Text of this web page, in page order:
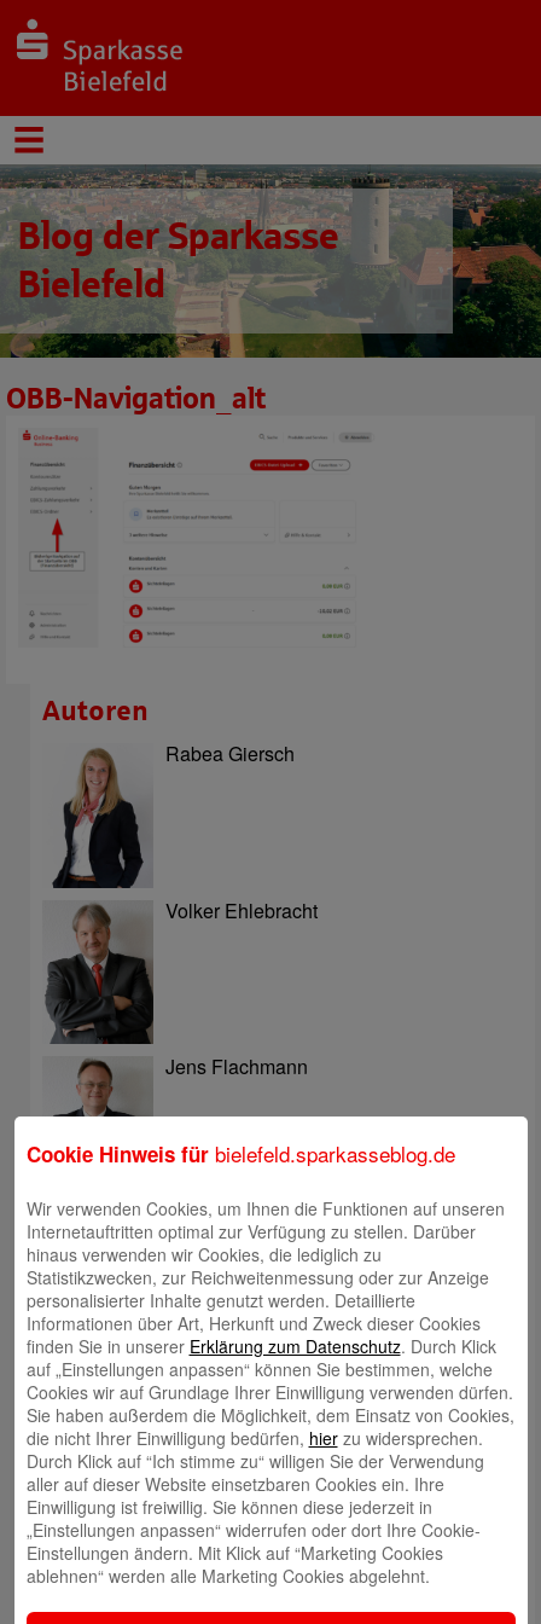
Blog der Sparkasse
Bielefeld
OBB-Navigation_alt
Autoren
Rabea Giersch
Volker Ehlebracht
Jens Flachmann
Christoph Kaleschke
Stephan Merkel
Rahel Neufeld
Cookie Hinweis für bielefeld.sparkasseblog.de
Wir verwenden Cookies, um Ihnen die Funktionen auf unseren
Internetauftritten optimal zur Verfügung zu stellen. Darüber
hinaus verwenden wir Cookies, die lediglich zu
Statistikzwecken, zur Reichweitenmessung oder zur Anzeige
personalisierter Inhalte genutzt werden. Detaillierte
Informationen über Art, Herkunft und Zweck dieser Cookies
finden Sie in unserer Erklärung zum Datenschutz. Durch Klick
auf „Einstellungen anpassen“ können Sie bestimmen, welche
Cookies wir auf Grundlage Ihrer Einwilligung verwenden dürfen.
Sie haben außerdem die Möglichkeit, dem Einsatz von Cookies,
die nicht Ihrer Einwilligung bedürfen, hierzu widersprechen.
Durch Klick auf “Ich stimme zu“ willigen Sie der Verwendung
aller auf dieser Website einsetzbaren Cookies ein. Ihre
Einwilligung ist freiwillig. Sie können diese jederzeit in
„Einstellungen anpassen“ widerrufen oder dort Ihre Cookie-
Einstellungen ändern. Mit Klick auf “Marketing Cookies
ablehnen“ werden alle Marketing Cookies abgelehnt.